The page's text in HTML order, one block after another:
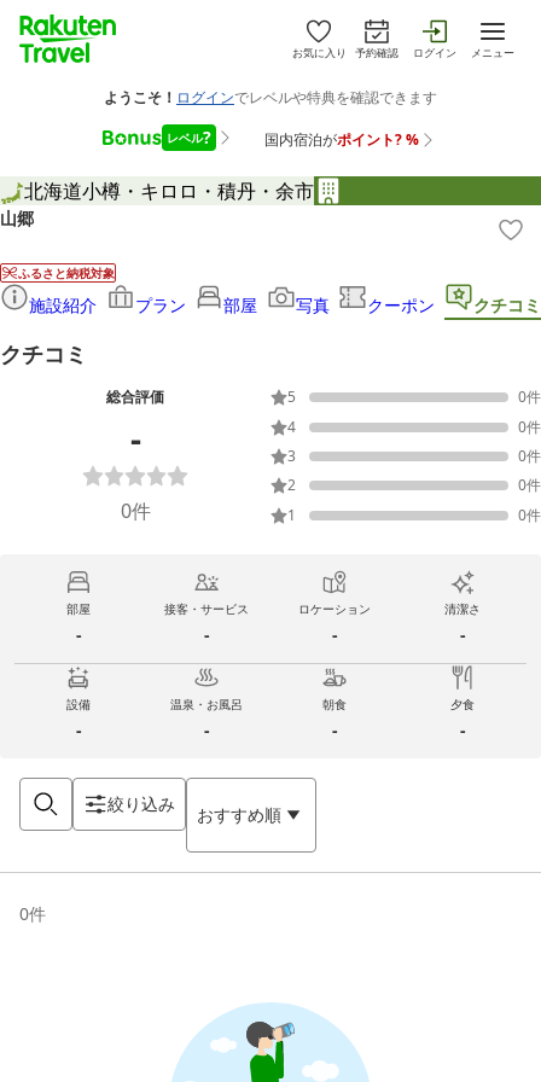
お気に入り 予約確認 ログイン メニュー
北海道小樽・キロロ・積丹・余市
山郷
ふるさと納税対象
施設紹介 プラン 部屋 写真 クーポン クチコミ
クチコミ
総合評価
-
0件
5 0件
4
0件
3
0件
2
0件
1
0件
部屋
-
接客・サービス
-
ロケーション
-
清潔さ
-
設備
-
温泉・お風呂
-
朝食
-
夕食
-
絞り込み おすすめ順
0件